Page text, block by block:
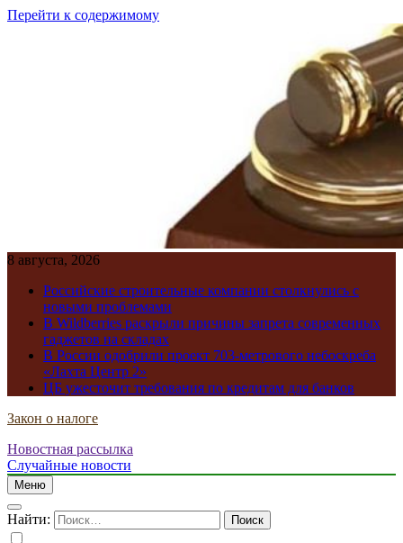
Перейти к содержимому
8 августа, 2026
Российские строительные компании столкнулись с
новыми проблемами
В Wildberries раскрыли причины запрета современных
гаджетов на складах
В России одобрили проект 703-метрового небоскреба
«Лахта Центр 2»
ЦБ ужесточит требования по кредитам для банков
Закон о налоге
Новостная рассылка
Случайные новости
Меню
Найти: